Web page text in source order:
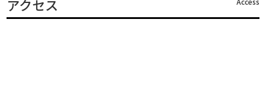
アクセス